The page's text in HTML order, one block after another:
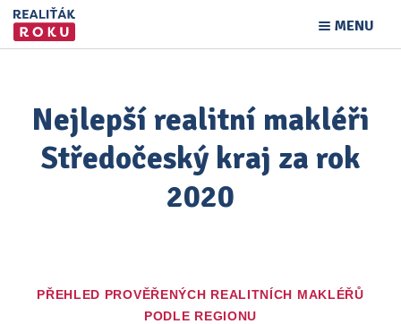
MENU
Nejlepší realitní makléři
Středočeský kraj za rok
2020
PŘEHLED PROVĚŘENÝCH REALITNÍCH MAKLÉŘŮ
PODLE REGIONU